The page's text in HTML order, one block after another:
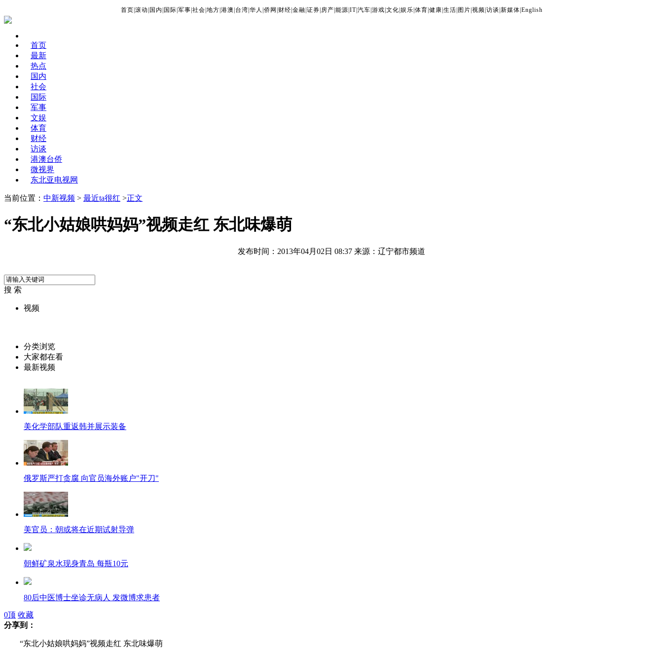
首页 滚动 国内 国际 军事 社会 地方 港澳 台湾 华人 侨网 财经 金融 证券 房产 能源 IT| 汽车 游戏 文化 娱乐 体育 健康 生活 图片 视频 访谈 新媒体 English
首页
最新
热点
国内
社会
国际
军事
文娱
体育
财经
访谈
港澳台侨
微视界
东北亚电视网
当前位置： 中新视频 > 最近ta很红 >正文
“东北小姑娘哄妈妈”视频走红 东北味爆萌
发布时间：2013年04月02日 08:37 来源：辽宁都市频道
搜 索
视频
分类浏览
大家都在看
最新视频
美化学部队重返韩并展示装备
俄罗斯严打贪腐 向官员海外账户"开刀"
美官员：朝或将在近期试射导弹
朝鲜矿泉水现身青岛 每瓶10元
80后中医博士坐诊无病人 发微博求患者
传硬汉男星与导演不和被骂哭引猜测
0顶 收藏
分享到：
“东北小姑娘哄妈妈”视频走红 东北味爆萌